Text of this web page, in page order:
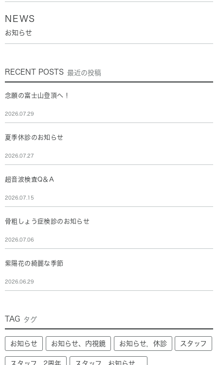
NEWS
お知らせ
RECENT POSTS 最近の投稿
念願の富士山登頂へ！
2026.07.29
夏季休診のお知らせ
2026.07.27
超音波検査Q＆A
2026.07.15
骨粗しょう症検診のお知らせ
2026.07.06
紫陽花の綺麗な季節
2026.06.29
TAG タグ
お知らせ お知らせ、内視鏡 お知らせ，休診 スタッフ
スタッフ，2周年 スタッフ，お知らせ，